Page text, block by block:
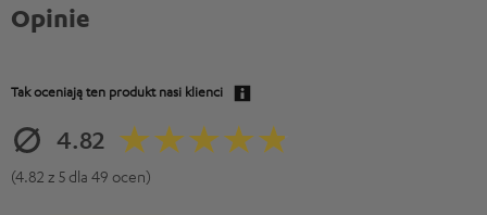
Opinie
Tak oceniają ten produkt nasi klienci
4.82
(4.82 z 5 dla 49 ocen)